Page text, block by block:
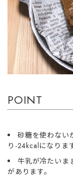
POINT
砂糖を使わない
り-24kcalになりま
牛乳が冷たいま
があります。